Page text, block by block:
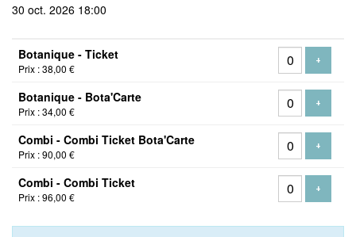
30 oct. 2026 18:00
Botanique - Ticket
Prix : 38,00 €
+
Botanique - Bota'Carte
Prix : 34,00 €
+
Combi - Combi Ticket Bota'Carte
Prix : 90,00 €
+
Combi - Combi Ticket
Prix : 96,00 €
+